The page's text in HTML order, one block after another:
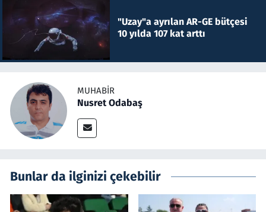
"Uzay"a ayrılan AR-GE bütçesi
10 yılda 107 kat arttı
MUHABIR
Nusret Odabaş
Bunlar da ilginizi çekebilir